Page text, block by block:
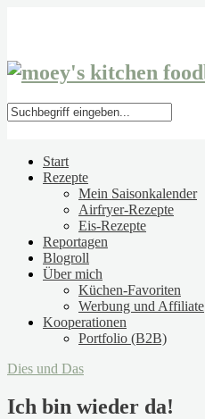
Start
Rezepte
Mein Saisonkalender
Airfryer-Rezepte
Eis-Rezepte
Reportagen
Blogroll
Über mich
Küchen-Favoriten
Werbung und Affiliate
Kooperationen
Portfolio (B2B)
Dies und Das
Ich bin wieder da!